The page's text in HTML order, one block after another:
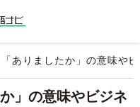
「ありましたか」の意味や
」の意味やビジネ